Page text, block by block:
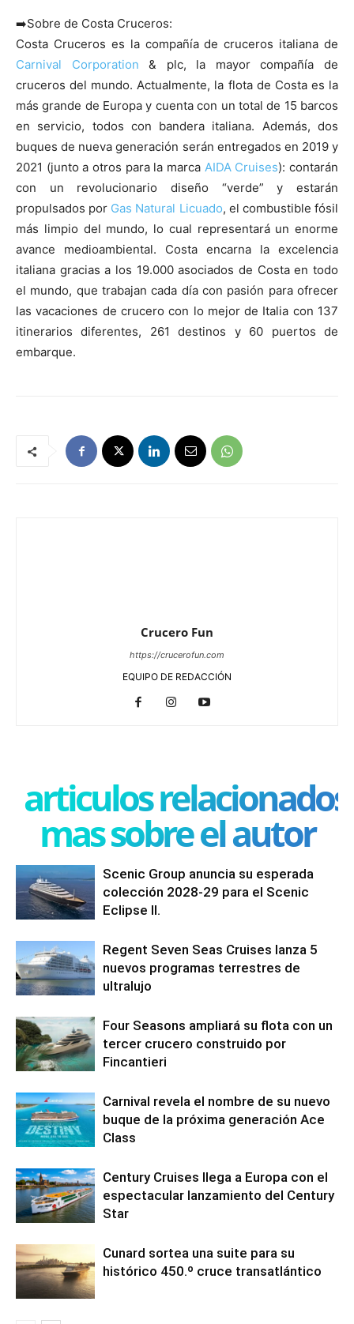
➡️Sobre de Costa Cruceros:
Costa Cruceros es la compañía de cruceros italiana de
Carnival Corporation & plc, la mayor compañía de
cruceros del mundo. Actualmente, la flota de Costa es la
más grande de Europa y cuenta con un total de 15 barcos
en servicio, todos con bandera italiana. Además, dos
buques de nueva generación serán entregados en 2019 y
2021 (junto a otros para la marca AIDA Cruises): contarán
con un revolucionario diseño “verde” y estarán
propulsados por Gas Natural Licuado, el combustible fósil
más limpio del mundo, lo cual representará un enorme
avance medioambiental. Costa encarna la excelencia
italiana gracias a los 19.000 asociados de Costa en todo
el mundo, que trabajan cada día con pasión para ofrecer
las vacaciones de crucero con lo mejor de Italia con 137
itinerarios diferentes, 261 destinos y 60 puertos de
embarque.
Crucero Fun
https://crucerofun.com
EQUIPO DE REDACCIÓN
articulos relacionados
mas sobre el autor
Scenic Group anuncia su esperada
colección 2028-29 para el Scenic
Eclipse II.
Regent Seven Seas Cruises lanza 5
nuevos programas terrestres de
ultralujo
Four Seasons ampliará su flota con un
tercer crucero construido por
Fincantieri
Carnival revela el nombre de su nuevo
buque de la próxima generación Ace
Class
Century Cruises llega a Europa con el
espectacular lanzamiento del Century
Star
Cunard sortea una suite para su
histórico 450.º cruce transatlántico